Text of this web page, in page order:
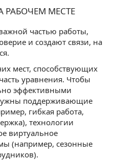
РАБОЧЕМ МЕСТЕ
частью работы,
и создают связи, на
мест, способствующих
уравнения. Чтобы
эффективными
поддерживающие
гибкая работа,
технологии
виртуальное
(например, сезонные